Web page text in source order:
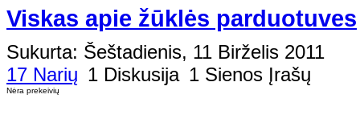
Viskas apie žūklės parduotuves
Sukurta: Šeštadienis, 11 Birželis 2011
17 Narių 1 Diskusija 1 Sienos Įrašų
Nėra prekeivių